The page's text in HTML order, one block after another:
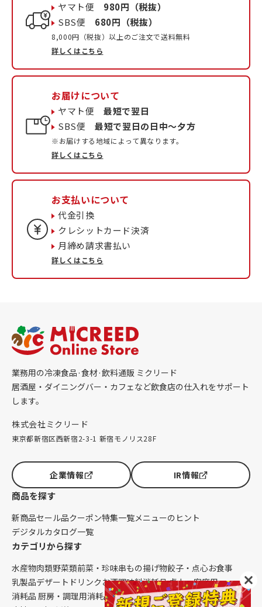
ヤマト便 980円（税抜）
SBS便 680円（税抜）
8,000円（税抜）以上のご注文で送料無料
詳しくはこちら
お届けについて
ヤマト便最短で翌日
SBS便最短で翌日の日中〜夕方
※お届けする地域によって異なります。
詳しくはこちら
お支払いについて
代金引換
クレシットカード決済
月締め請求書払い
詳しくはこちら
業務用の冷凍食品·食材·飲料通販 ミクリード
居酒屋・ダイニングバー・カフェなど飲食店の仕入れをサポート
します。
株式会社ミクリード
東京都新宿区西新宿2-3-1 新宿モノリス28F
企業情報 IR情報
商品を探す
新商品セール品クーポン特集一覧メニューのヒント
デジタルカタログ一覧
カテゴリから探す
水産物肉類野菜類前菜・珍味串もの揚げ物餃子・点心お食事
乳製品デザート ドリンク お酒調味料消耗品 卓上・客席用
消耗品 厨房・調理用消耗品 クレンリネス生鮮品（配送便限定）